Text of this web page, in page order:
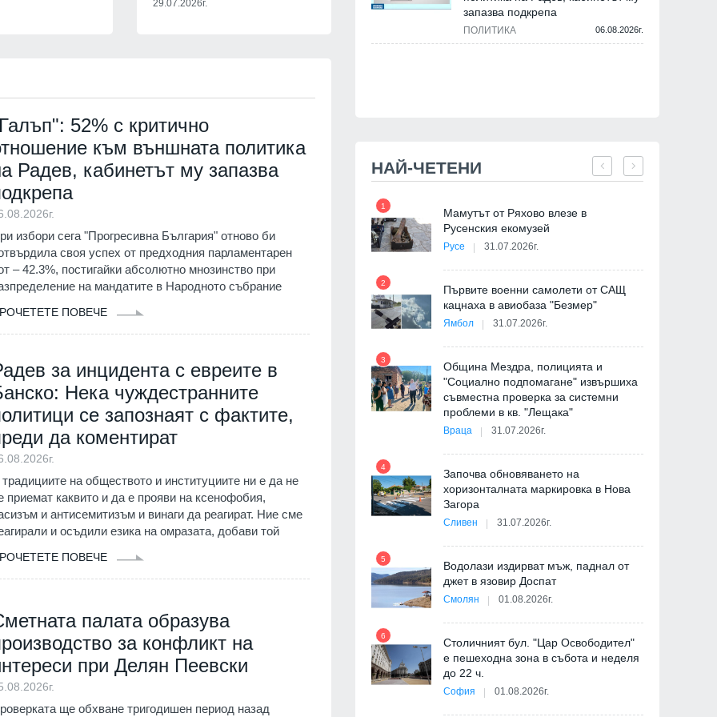
29.07.2026г. 27.07.2026г.
52% с критично
към външната политика
Радев, кабинетът му запазва
избори сега "Прогресивна България" отново би
своя успех от предходния парламентарен
– 42.3%, постигайки абсолютно мнозинство при
на мандатите в Народното събрание
ПОВЕЧЕ
за инцидента с евреите в
Нека чуждестранните
се запознаят с фактите,
да коментират
на обществото и институциите ни е да не
приемат каквито и да е прояви на ксенофобия,
и антисемитизъм и винаги да реагират. Ние сме
и осъдили езика на омразата, добави той
ПОВЕЧЕ
палата образува
за конфликт на
при Делян Пеевски
ще обхване тригодишен период назад
запазва подкрепа
ПОЛИТИКА 06.08.2026г.
НАЙ-ЧЕТЕНИ
на
"Зелени
днес в
г. може да се
месец
не е
ревизия на
прагове и
01.08.2026г.
днес
01.08.2026г.
Горна
три години
SIM карта,
фронта през юли – украинските
въоръжени сили обявиха данните
Русия и Украйна 01.08.2026г.
здравно досие и на мобилното
в
15
Ансамбъл "Мездра" представи
достойно България на една от най-
03.08.2026г.
16
Министърът на енергетиката ще
17
Днес по АМ "Тракия" и АМ "Струма"
няма да се движат тежки камиони от
15.30 до 22 часа
Благоевград
18
1
Мамутът от Ряхово влезе в
Русенския екомузей
Русе 31.07.2026г.
2
Първите военни самолети от САЩ
кацнаха в авиобаза "Безмер"
Ямбол 31.07.2026г.
3
Община Мездра, полицията и
"Социално подпомагане" извършиха
съвместна проверка за системни
проблеми в кв. "Лещака"
Враца 31.07.2026г.
4
Започва обновяването на
хоризонталната маркировка в Нова
Загора
Сливен 31.07.2026г.
5
Водолази издирват мъж, паднал от
джет в язовир Доспат
Смолян 01.08.2026г.
6
Столичният бул. "Цар Освободител"
е пешеходна зона в събота и неделя
до 22 ч.
София 01.08.2026г.